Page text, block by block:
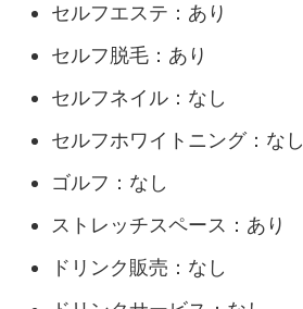
セルフエステ：あり
セルフ脱毛：あり
セルフネイル：なし
セルフホワイトニング：なし
ゴルフ：なし
ストレッチスペース：あり
ドリンク販売：なし